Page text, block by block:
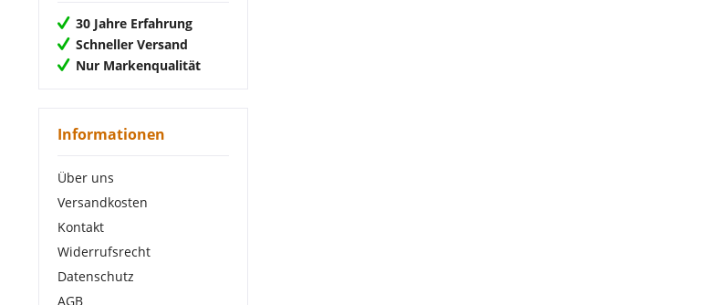
30 Jahre Erfahrung
Schneller Versand
Nur Markenqualität
Informationen
Über uns
Versandkosten
Kontakt
Widerrufsrecht
Datenschutz
AGB